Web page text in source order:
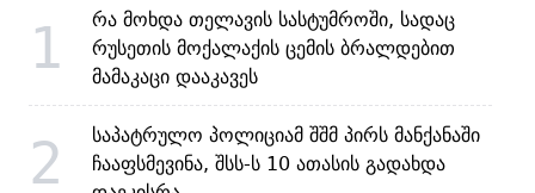
1
რა მოხდა თელავის სასტუმროში, სადაც
რუსეთის მოქალაქის ცემის ბრალდებით
მამაკაცი დააკავეს
2
საპატრულო პოლიციამ შშმ პირს მანქანაში
ჩააფსმევინა, შსს-ს 10 ათასის გადახდა